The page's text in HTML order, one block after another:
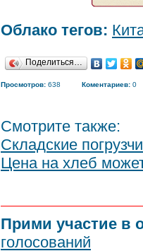
Облако тегов:
Поделиться…
Просмотров: 638 Коментариев: 0
Смотрите также:
Складские
Цена на хлеб
Прими участие в
голосований